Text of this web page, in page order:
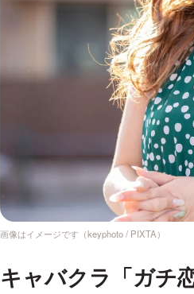
画像はイメージです（keyphoto / PIXTA）
キャバクラ「ガチ